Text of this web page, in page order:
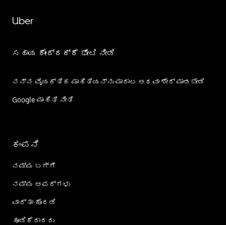
Uber
ಸಹಾಯ ಕೇಂದ್ರಕ್ಕೆ ಭೇಟಿ ನೀಡಿ
ನನ್ನ ವೈಯಕ್ತಿಕ ಮಾಹಿತಿಯನ್ನು ಮಾರಾಟ ಅಥವಾ ಶೇರ್‌ ಮಾಡಬೇಡಿ
Google ಮಾಹಿತಿ ನೀತಿ
ಕಂಪನಿ
ನಮ್ಮ ಬಗ್ಗೆ
ನಮ್ಮ ಆಫರ್‌ಗಳು
ವಾರ್ತಾ ಕೊಠಡಿ
ಹೂಡಿಕೆದಾರರು